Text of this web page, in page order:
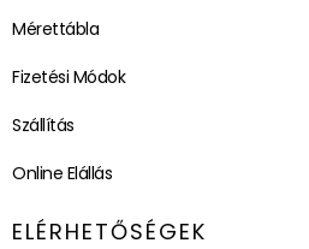
Mérettábla
Fizetési Módok
Szállítás
Online Elállás
ELÉRHETŐSÉGEK